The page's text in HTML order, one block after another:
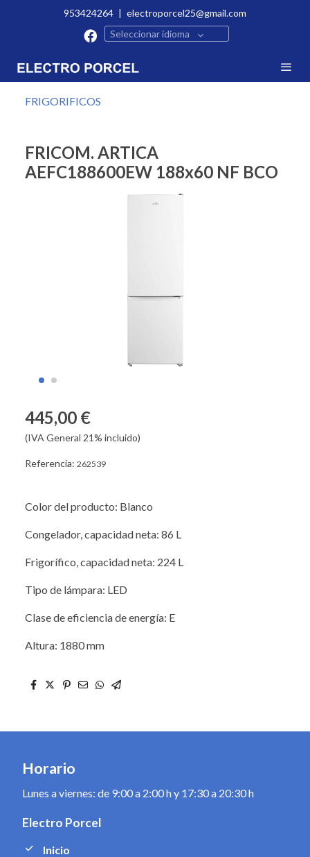
953424264 | electroporcel25@gmail.com
Seleccionar idioma
FRIGORIFICOS
FRICOM. ARTICA
AEFC188600EW 188x60 NF BCO
445,00 €
(IVA General 21% incluido)
Referencia: 262539
Color del producto: Blanco
Congelador, capacidad neta: 86 L
Frigorífico, capacidad neta: 224 L
Tipo de lámpara: LED
Clase de eficiencia de energía: E
Altura: 1880 mm
Horario
Lunes a viernes: de 9:00 a 2:00 h y 17:30 a 20:30 h
Electro Porcel
Inicio